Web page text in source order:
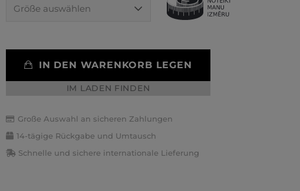
IN DEN WARENKORB LEGEN
IM LADEN FINDEN
Große Auswahl an sicheren Zahlungen
14-tägige Rückgabe und Umtausch
Schnelle und sichere internationale Lieferung